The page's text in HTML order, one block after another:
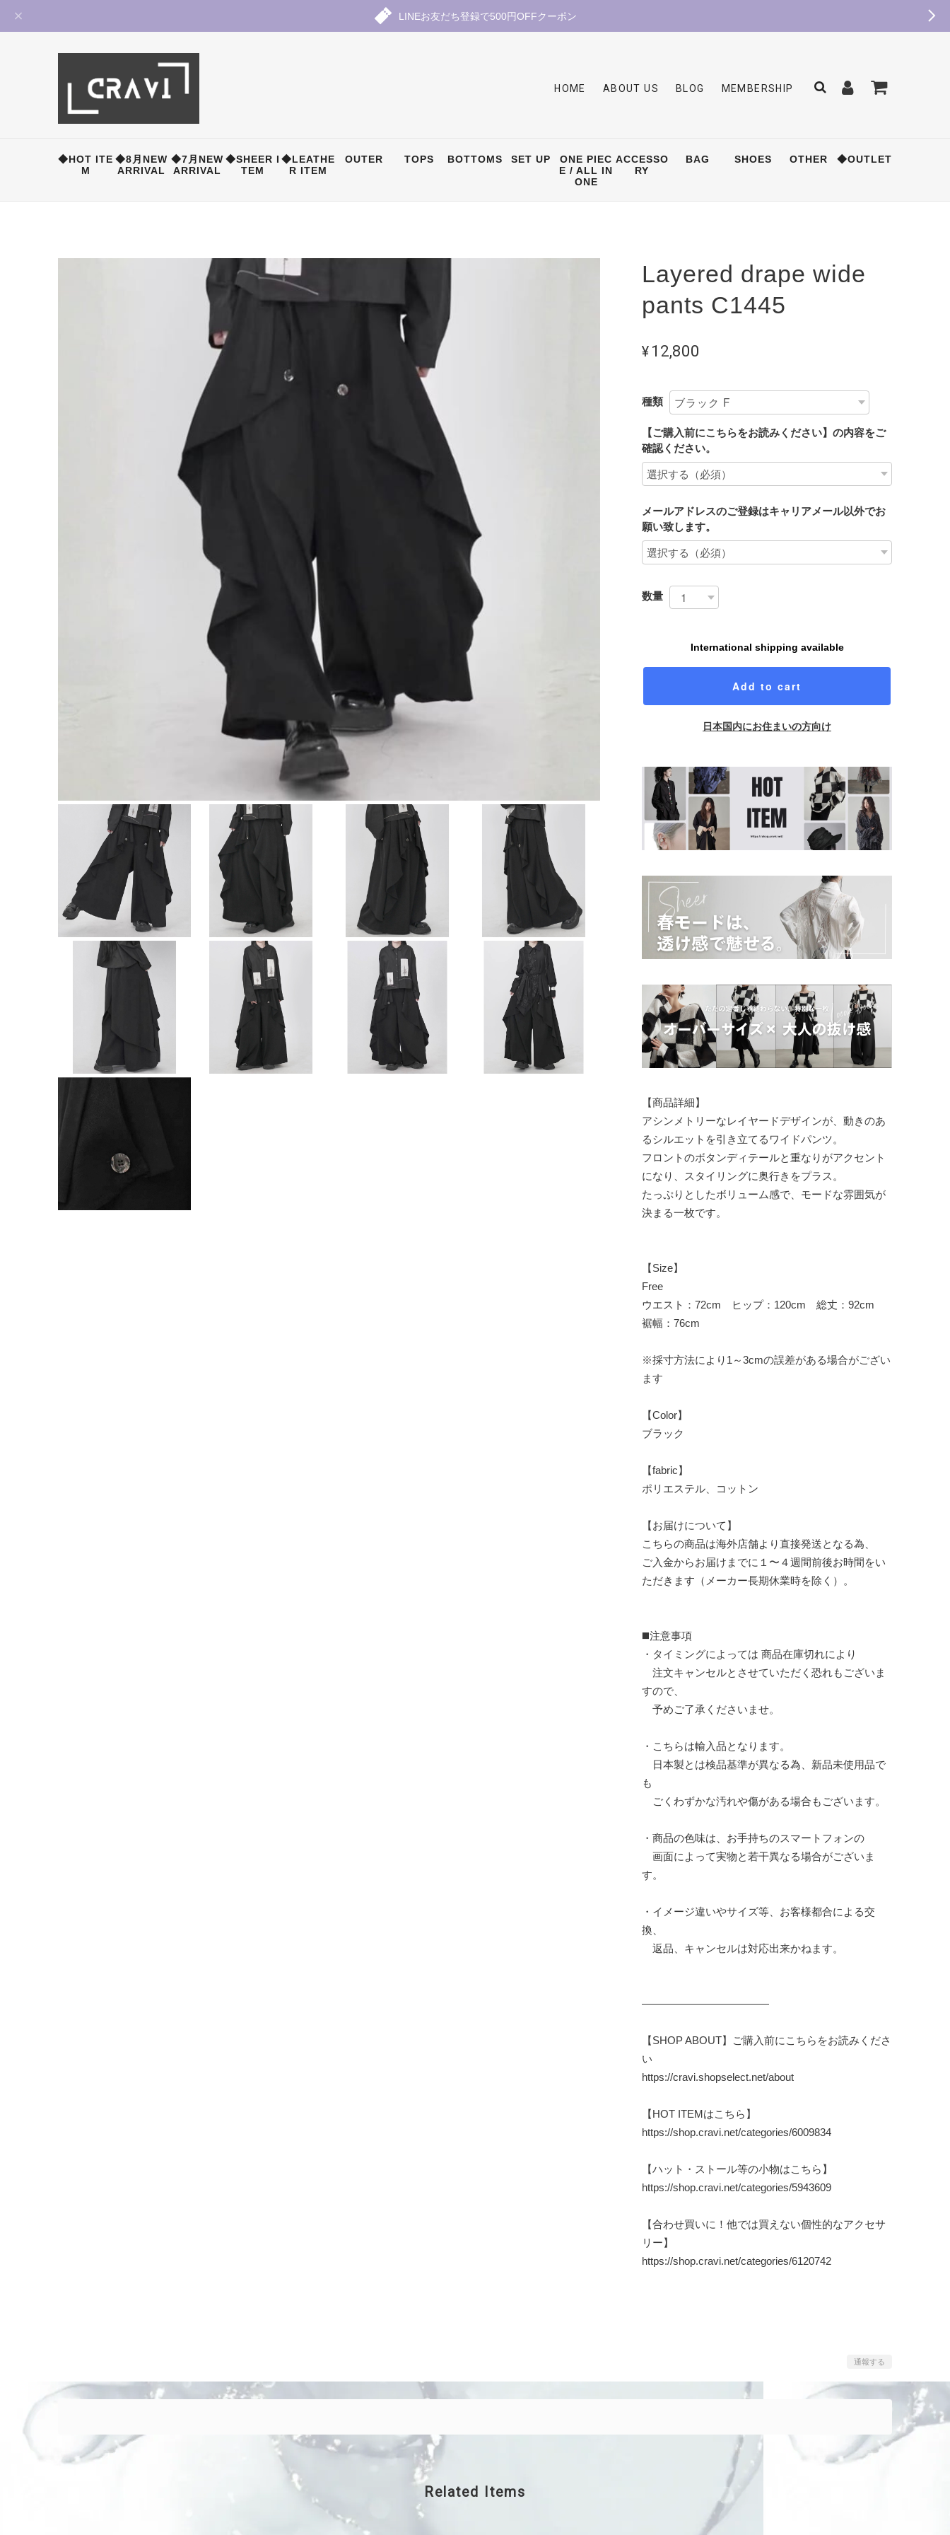
LINEお友だち登録で500円OFFクーポン
HOME ABOUT US BLOG MEMBERSHIP
◆HOT ITE
M
◆8月NEW
ARRIVAL
◆7月NEW
ARRIVAL
◆SHEER I
TEM
◆LEATHE
R ITEM
OUTER TOPS BOTTOMS SET UP
ONE PIEC
E / ALL IN
ONE
ACCESSO
RY
BAG SHOES OTHER ◆OUTLET
Layered drape wide
pants C1445
¥12,800
種類
【ご購入前にこちらをお読みください】の内容をご
確認ください。
メールアドレスのご登録はキャリアメール以外でお
願い致します。
数量
International shipping available
Add to cart
日本国内にお住まいの方向け
【商品詳細】
アシンメトリーなレイヤードデザインが、動きのあ
るシルエットを引き立てるワイドパンツ。
フロントのボタンディテールと重なりがアクセント
になり、スタイリングに奥行きをプラス。
たっぷりとしたボリューム感で、モードな雰囲気が
決まる一枚です。
【Size】
Free
ウエスト：72cm ヒップ：120cm 総丈：92cm
裾幅：76cm
※採寸方法により1～3cmの誤差がある場合がござい
ます
【Color】
ブラック
【fabric】
ポリエステル、コットン
【お届けについて】
こちらの商品は海外店舗より直接発送となる為、
ご入金からお届けまでに１〜４週間前後お時間をい
ただきます（メーカー長期休業時を除く）。
◼️注意事項
・タイミングによっては 商品在庫切れにより
注文キャンセルとさせていただく恐れもございま
すので、
予めご了承くださいませ。
・こちらは輸入品となります。
日本製とは検品基準が異なる為、新品未使用品で
も
ごくわずかな汚れや傷がある場合もございます。
・商品の色味は、お手持ちのスマートフォンの
画面によって実物と若干異なる場合がございま
す。
・イメージ違いやサイズ等、お客様都合による交
換、
返品、キャンセルは対応出来かねます。
————————————
【SHOP ABOUT】ご購入前にこちらをお読みくださ
い
https://cravi.shopselect.net/about
【HOT ITEMはこちら】
https://shop.cravi.net/categories/6009834
【ハット・ストール等の小物はこちら】
https://shop.cravi.net/categories/5943609
【合わせ買いに！他では買えない個性的なアクセサ
リー】
https://shop.cravi.net/categories/6120742
通報する
Related Items